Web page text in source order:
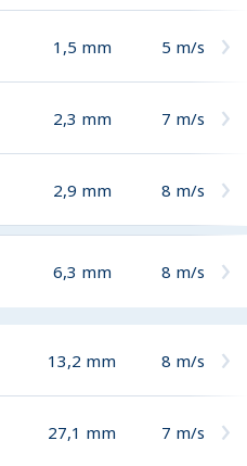
1,5 mm 5 m/s
2,3 mm 7 m/s
2,9 mm 8 m/s
6,3 mm 8 m/s
13,2 mm 8 m/s
27,1 mm 7 m/s